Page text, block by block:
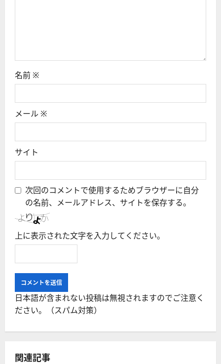
名前 ※
メール ※
サイト
次回のコメントで使用するためブラウザーに自分
の名前、メールアドレス、サイトを保存する。
上に表示された文字を入力してください。
日本語が含まれない投稿は無視されますのでご注意く
ださい。（スパム対策）
関連記事